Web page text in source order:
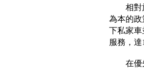
相對於
為本的
下私家
服務，達
在優先